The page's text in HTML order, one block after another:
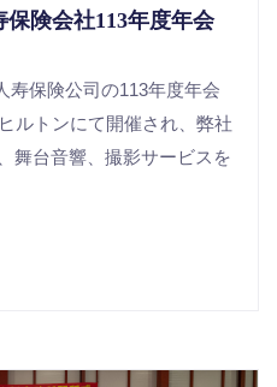
保険会社113年度年会
寿保険公司の113年度年会
ルトンにて開催され、弊社
舞台音響、撮影サービスを